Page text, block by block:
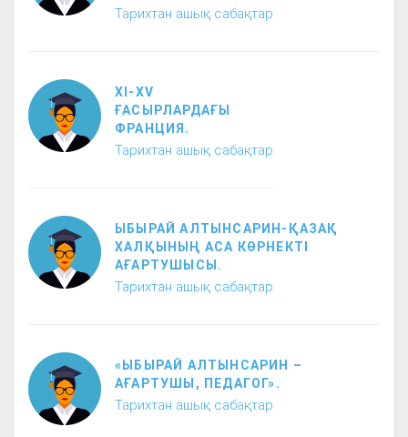
Тарихтан ашық сабақтар
XI-XV
ҒАСЫРЛАРДАҒЫ
ФРАНЦИЯ.
Тарихтан ашық сабақтар
ЫБЫРАЙ АЛТЫНСАРИН-ҚАЗАҚ
ХАЛҚЫНЫҢ АСА КӨРНЕКТІ
АҒАРТУШЫСЫ.
Тарихтан ашық сабақтар
«ЫБЫРАЙ АЛТЫНСАРИН –
АҒАРТУШЫ, ПЕДАГОГ».
Тарихтан ашық сабақтар